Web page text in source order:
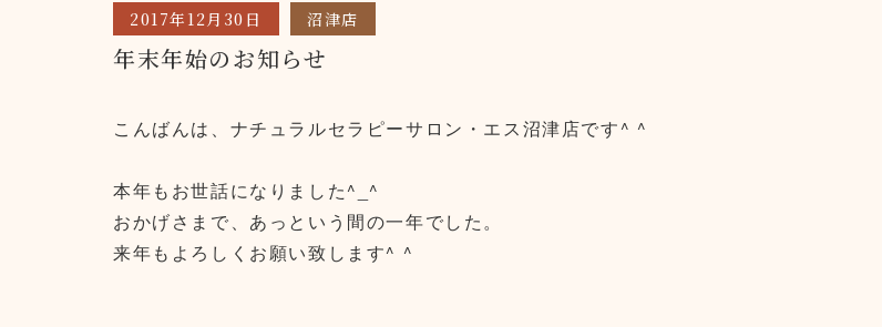
2017年12月30日 沼津店
年末年始のお知らせ
こんばんは、ナチュラルセラピーサロン・エス沼津店です^ ^
本年もお世話になりました^_^
おかげさまで、あっという間の一年でした。
来年もよろしくお願い致します^ ^